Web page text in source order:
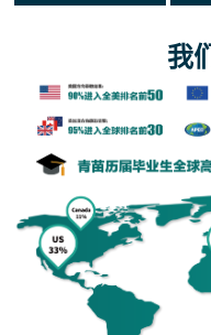
我